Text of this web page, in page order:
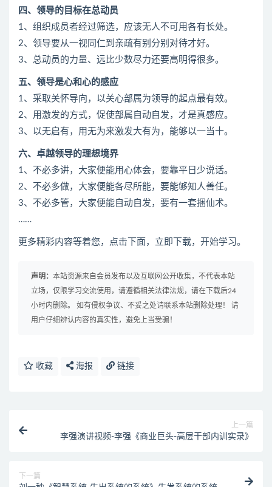
四、领导的目标在总动员
1、组织成员者经过筛选，应该无人不可用各有长处。
2、领导要从一视同仁到亲疏有别分别对待才好。
3、总动员的力量、远比少数尽力还要高明得很多。
五、领导是心和心的感应
1、采取关怀导向，以关心部属为领导的起点最有效。
2、用激发的方式，促使部属自动自发，才是真感应。
3、以无启有，用无为来激发大有为，能够以一当十。
六、卓越领导的理想境界
1、不必多讲，大家便能用心体会，要靠平日少说话。
2、不必多做，大家便能各尽所能，要能够知人善任。
3、不必多管，大家便能自动自发，要有一套捆仙术。
……
更多精彩内容等着您，点击下面，立即下载，开始学习。
声明： 本站资源来自会员发布以及互联网公开收集，不代表本站
立场，仅限学习交流使用，请遵循相关法律法规，请在下载后24
小时内删除。 如有侵权争议、不妥之处请联系本站删除处理！ 请
用户仔细辨认内容的真实性，避免上当受骗！
收藏 海报 链接
上一篇
李强演讲视频-李强《商业巨头-高层干部内训实录》
下一篇